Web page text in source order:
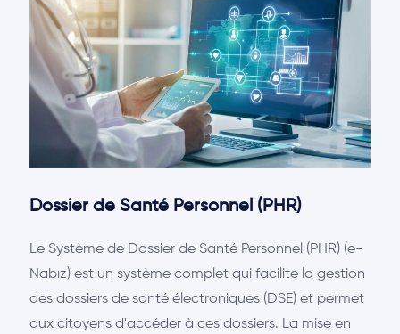
Dossier de Santé Personnel (PHR)
Le Système de Dossier de Santé Personnel (PHR) (e-
Nabız) est un système complet qui facilite la gestion
des dossiers de santé électroniques (DSE) et permet
aux citoyens d'accéder à ces dossiers. La mise en